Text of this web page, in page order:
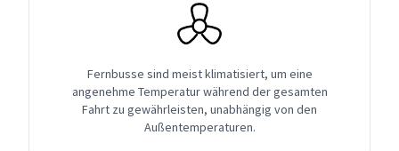
Fernbusse sind meist klimatisiert, um eine
angenehme Temperatur während der gesamten
Fahrt zu gewährleisten, unabhängig von den
Außentemperaturen.